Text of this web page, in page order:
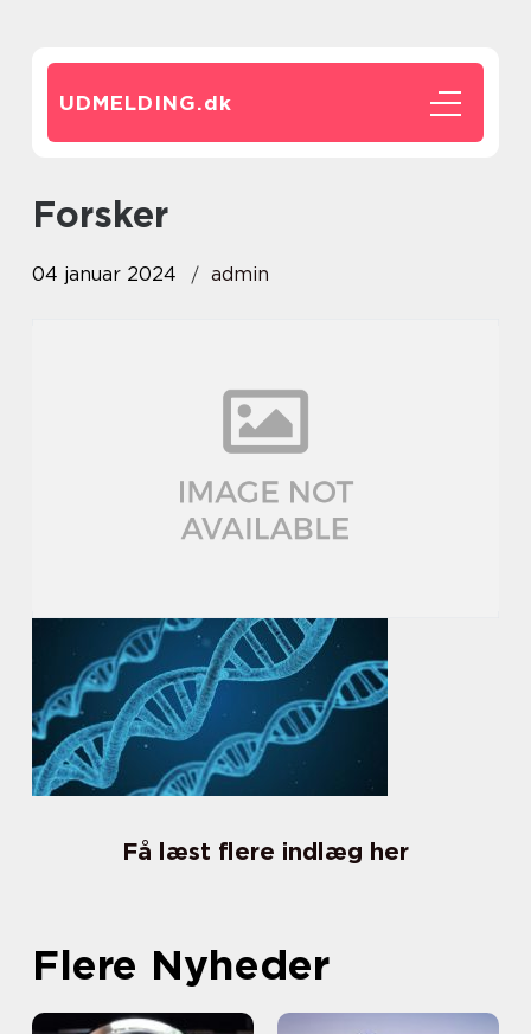
UDMELDING.dk
forsker
04 januar 2024 admin
Få læst flere indlæg her
Flere Nyheder